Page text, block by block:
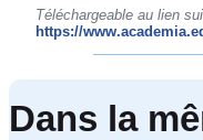
Téléchargeable au lien
https://
Dans la